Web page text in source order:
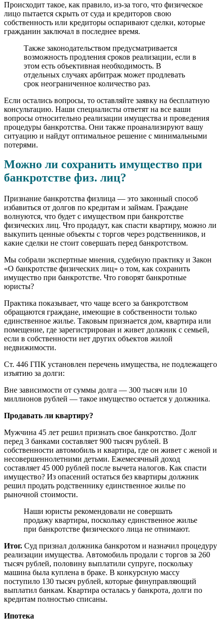
Происходит такое, как правило, из-за того, что физическое
лицо пытается скрыть от суда и кредиторов свою
собственность или кредиторы оспаривают сделки, которые
гражданин заключал в последнее время.
Также законодательством предусматривается
возможность продления сроков реализации, если в
этом есть объективная необходимость. В
отдельных случаях арбитраж может продлевать
срок неограниченное количество раз.
Если остались вопросы, то оставляйте заявку на бесплатную
консультацию. Наши специалисты ответят на все ваши
вопросы относительно реализации имущества и проведения
процедуры банкротства. Они также проанализируют вашу
ситуацию и найдут оптимальное решение с минимальными
потерями.
Можно ли сохранить имущество при
банкротстве физ. лиц?
Признание банкротства физлица — это законный способ
избавиться от долгов по кредитам и займам. Граждане
волнуются, что будет с имуществом при банкротстве
физических лиц. Что продадут, как спасти квартиру, можно ли
выкупить ценные объекты с торгов через родственников, и
какие сделки не стоит совершать перед банкротством.
Мы собрали экспертные мнения, судебную практику и Закон
«О банкротстве физических лиц» о том, как сохранить
имущество при банкротстве. Что говорят банкротные
юристы?
Практика показывает, что чаще всего за банкротством
обращаются граждане, имеющие в собственности только
единственное жилье. Таковым признается дом, квартира или
помещение, где зарегистрирован и живет должник с семьей,
если в собственности нет других объектов жилой
недвижимости.
Ст. 446 ГПК установлен перечень имущества, не подлежащего
изъятию за долги:
Вне зависимости от суммы долга — 300 тысяч или 10
миллионов рублей — такое имущество остается у должника.
Продавать ли квартиру?
Мужчина 45 лет решил признать свое банкротство. Долг
перед 3 банками составляет 900 тысяч рублей. В
собственности автомобиль и квартира, где он живет с женой и
несовершеннолетними детьми. Ежемесячный доход
составляет 45 000 рублей после вычета налогов. Как спасти
имущество? Из опасений остаться без квартиры должник
решил продать родственнику единственное жилье по
рыночной стоимости.
Наши юристы рекомендовали не совершать
продажу квартиры, поскольку единственное жилье
при банкротстве физического лица не отнимают.
Итог. Суд признал должника банкротом и назначил процедуру
реализации имущества. Автомобиль продали с торгов за 260
тысяч рублей, половину выплатили супруге, поскольку
машина была куплена в браке. В конкурсную массу
поступило 130 тысяч рублей, которые финуправляющий
выплатил банкам. Квартира осталась у банкрота, долги по
кредитам полностью списаны.
Ипотека